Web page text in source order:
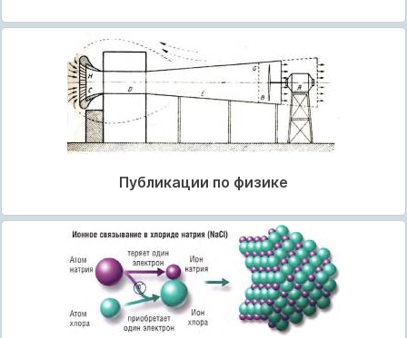
Публикации по физике